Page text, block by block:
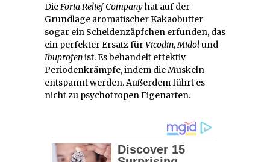
DieForia Relief Companyhat auf der
Grundlage aromatischer Kakaobutter
sogar ein Scheidenzäpfchen erfunden, das
ein perfekter Ersatz fürVicodin,Midolund
Ibuprofenist. Es behandelt effektiv
Periodenkrämpfe, indem die Muskeln
entspannt werden. Außerdem führt es
nicht zu psychotropen Eigenarten.